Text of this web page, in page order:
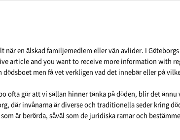
när en älskad familjemedlem eller vän avlider. I
article and you want to receive more information with
men få vet verkligen vad det innebär eller på
ofta gör att vi sällan hinner tänka på döden, blir det
där invånarna är diverse och traditionella seder kring
är berörda, såväl som de juridiska ramar och